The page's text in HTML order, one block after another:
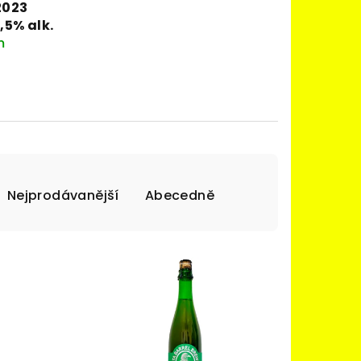
alk.
Nejprodávanější Abecedně